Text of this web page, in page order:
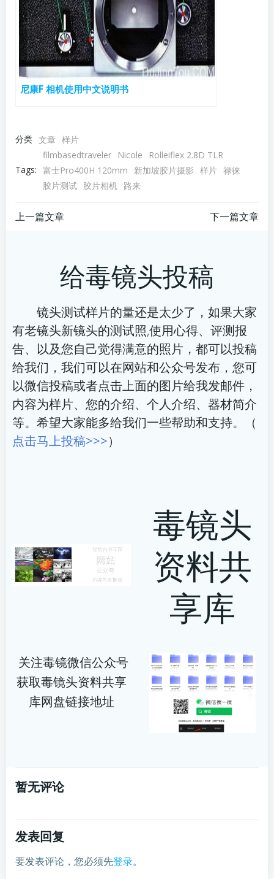
尼康F 相机使用中文说明书
分类 文章 样片
Tags:
filmbasedtraveler Nicole
Rolleiflex 2.8D TLR
富士Pro400H 120mm
新加坡胶片摄影 样片 禄徕
胶片测试
胶片相机 路来
文
航
上一篇文章
导
航
下一篇文章
给毒镜头投稿
镜头测试样片的量还是太少了，如果大家
有老镜头新镜头的测试照,使用心得、评测报
告、以及您自己觉得满意的照片，都可以投稿
给我们，我们可以在网站和公众号发布，您可
以微信投稿或者点击上面的图片给我发邮件，
内容为样片、您的介绍、个人介绍、器材简介
等。希望大家能多给我们一些帮助和支持。（
点击马上投稿>>>）
毒镜头
资料共
享库
关注毒镜微信公众号
获取毒镜头资料共享
库网盘链接地址
暂无评论
发表回复
要发表评论，您必须先登录。